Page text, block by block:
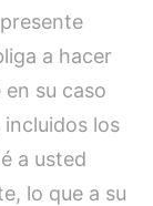
a hacer
su caso
los
a usted
lo que a su